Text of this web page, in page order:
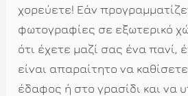
χορεύετε! Εάν
φωτογραφίες σε εξωτερικό
ότι έχετε μαζί σας ένα πανί,
είναι απαραίτητο να
έδαφος ή στο γρασίδι και να